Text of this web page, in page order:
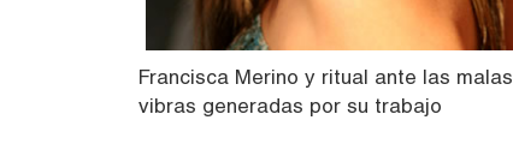
Francisca Merino y ritual ante las malas
vibras generadas por su trabajo